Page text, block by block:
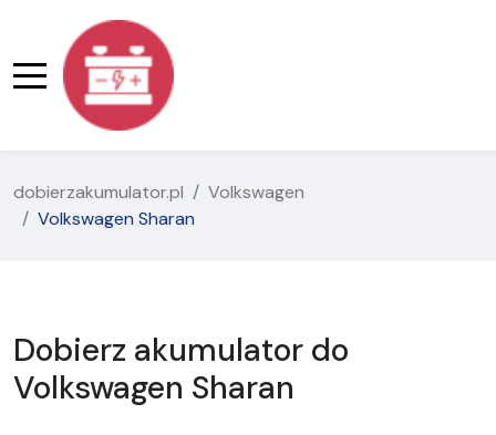
dobierzakumulator.pl
Volkswagen
Volkswagen Sharan
Dobierz akumulator do
Volkswagen Sharan